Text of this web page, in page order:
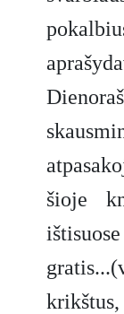
šioje